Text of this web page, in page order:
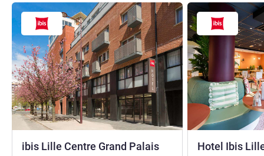
ibis Lille Centre Grand Palais3 sterrenHotel Ibis